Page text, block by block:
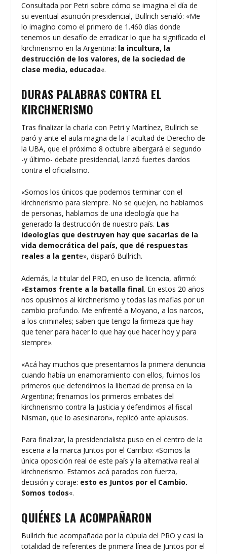
Consultada por Petri sobre cómo se imagina el día de
su eventual asunción presidencial, Bullrich señaló: «Me
lo imagino como el primero de 1.460 días donde
tenemos un desafío de erradicar lo que ha significado el
kirchnerismo en la Argentina: la incultura, la
destrucción de los valores, de la sociedad de
clase media, educada«.
DURAS PALABRAS CONTRA EL
KIRCHNERISMO
Tras finalizar la charla con Petri y Martínez, Bullrich se
paró y ante el aula magna de la Facultad de Derecho de
la UBA, que el próximo 8 octubre albergará el segundo
-y último- debate presidencial, lanzó fuertes dardos
contra el oficialismo.
«Somos los únicos que podemos terminar con el
kirchnerismo para siempre. No se quejen, no hablamos
de personas, hablamos de una ideología que ha
generado la destrucción de nuestro país. Las
ideologías que destruyen hay que sacarlas de la
vida democrática del país, que dé respuestas
reales a la gente», disparó Bullrich.
Además, la titular del PRO, en uso de licencia, afirmó:
«Estamos frente a la batalla final. En estos 20 años
nos opusimos al kirchnerismo y todas las mafias por un
cambio profundo. Me enfrenté a Moyano, a los narcos,
a los criminales; saben que tengo la firmeza que hay
que tener para hacer lo que hay que hacer hoy y para
siempre».
«Acá hay muchos que presentamos la primera denuncia
cuando había un enamoramiento con ellos, fuimos los
primeros que defendimos la libertad de prensa en la
Argentina; frenamos los primeros embates del
kirchnerismo contra la Justicia y defendimos al fiscal
Nisman, que lo asesinaron», replicó ante aplausos.
Para finalizar, la presidencialista puso en el centro de la
escena a la marca Juntos por el Cambio: «Somos la
única oposición real de este país y la alternativa real al
kirchnerismo. Estamos acá parados con fuerza,
decisión y coraje: esto es Juntos por el Cambio.
Somos todos«.
QUIÉNES LA ACOMPAÑARON
Bullrich fue acompañada por la cúpula del PRO y casi la
totalidad de referentes de primera línea de Juntos por el